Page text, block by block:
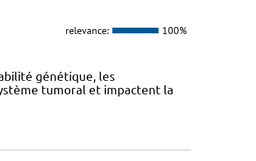
relevance: 100%
génétique, les
tumoral et impactent la